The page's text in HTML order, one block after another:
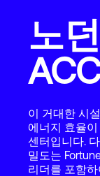
파트너
전문성 및 리
소개
Language
노
이 거대한 시
에너지 효율
센터입니다.
밀도는
리더를 포함